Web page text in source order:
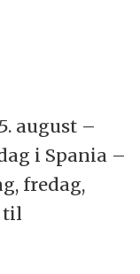
august –
i Spania –
fredag,
til